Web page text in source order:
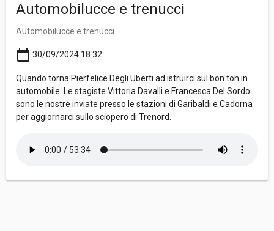
Automobilucce e trenucci
Automobilucce e trenucci
calendar_today 30/09/2024 18:32
Quando torna Pierfelice Degli Uberti ad istruirci sul bon ton in
automobile. Le stagiste Vittoria Davalli e Francesca Del Sordo
sono le nostre inviate presso le stazioni di Garibaldi e Cadorna
per aggiornarci sullo sciopero di Trenord.